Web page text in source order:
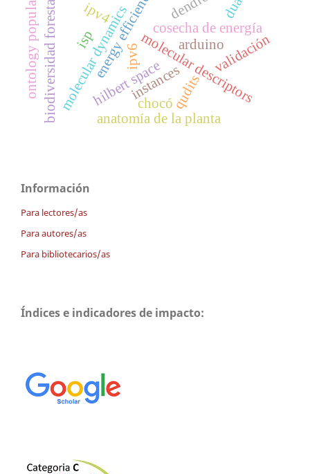
cosecha de energía
ipv6
ipv4
energy efficiencymolecular descriptors
molecular dynamics qudits
hilbert space
anatomía de la planta
biodiversidad forestal instances
ontology population isp
chocó
validación
arduino
Información
Para lectores/as
Para autores/as
Para bibliotecarios/as
Índices e indicadores de impacto: